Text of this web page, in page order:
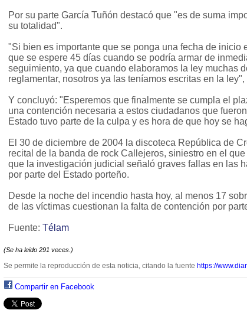
Por su parte García Tuñón destacó que "es de suma
su totalidad".
"Si bien es importante que se ponga una fecha de inicio
que se espere 45 días cuando se podría armar de
seguimiento, ya que cuando elaboramos la ley muchas
reglamentar, nosotros ya las teníamos escritas en la
Y concluyó: "Esperemos que finalmente se cumpla el
una contención necesaria a estos ciudadanos que
Estado tuvo parte de la culpa y es hora de que hoy se
El 30 de diciembre de 2004 la discoteca República de
recital de la banda de rock Callejeros, siniestro en el
que la investigación judicial señaló graves fallas en las
por parte del Estado porteño.
Desde la noche del incendio hasta hoy, al menos 17
de las víctimas cuestionan la falta de contención por
Fuente: Télam
(Se ha leido 291 veces.)
Se permite la reproducción de esta noticia, citando la fuente https://
Compartir en Facebook